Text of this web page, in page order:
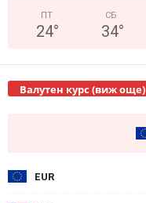
ПТ
24°
СБ
34°
Валутен курс (виж още)
EUR